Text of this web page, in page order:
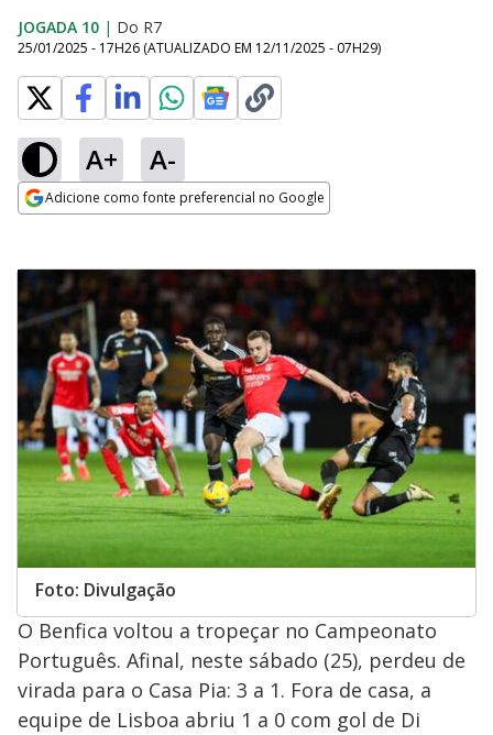
JOGADA 10 | Do R7
25/01/2025 - 17H26 (ATUALIZADO EM 12/11/2025 - 07H29)
A+ A-
Adicione como fonte preferencial no Google
Foto: Divulgação
O Benfica voltou a tropeçar no Campeonato
Português. Afinal, neste sábado (25), perdeu de
virada para o Casa Pia: 3 a 1. Fora de casa, a
equipe de Lisboa abriu 1 a 0 com gol de Di